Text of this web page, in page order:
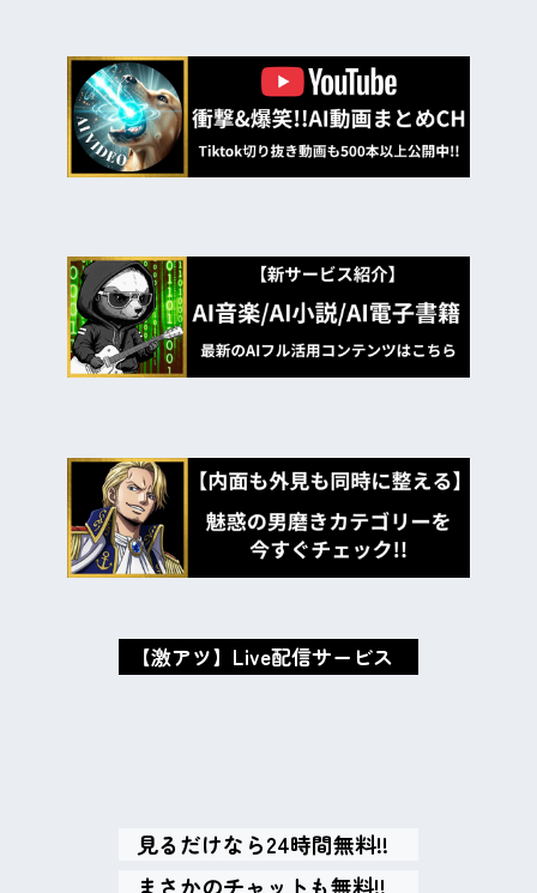
oxMISAox
【激アツ】Live配信サービス
見るだけなら24時間無料!!
まさかのチャットも無料!!